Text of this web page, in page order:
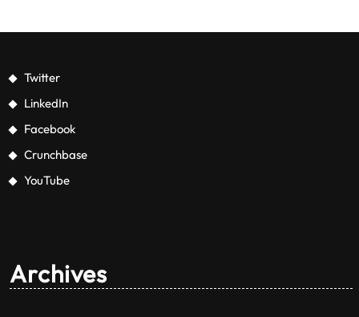
Twitter
LinkedIn
Facebook
Crunchbase
YouTube
Archives